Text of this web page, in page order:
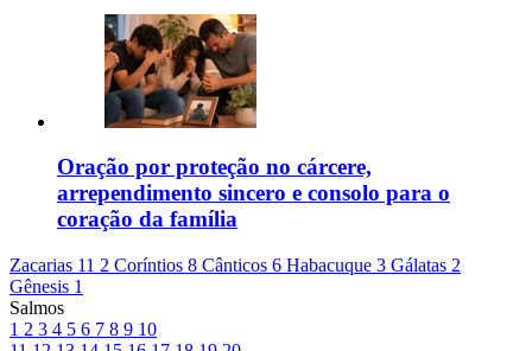
Oração por proteção no cárcere,
arrependimento sincero e consolo para o
coração da família
Zacarias 11 2 Coríntios 8 Cânticos 6 Habacuque 3 Gálatas 2
Gênesis 1
Salmos
1 2 3 4 5 6 7 8 9 10